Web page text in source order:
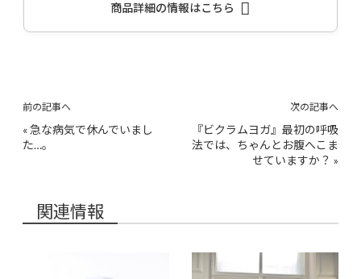
商品詳細の情報はこちら
前の記事へ
«急な病気で休んでいまし
た…。
次の記事へ
『ビクラムヨガ』最初の呼吸
法では、ちゃんとお腹へこま
せていますか？ »
関連情報